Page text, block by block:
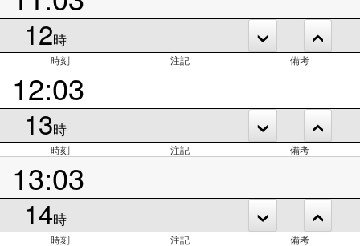
12時
時刻 注記 備考
12:03
13時
時刻 注記 備考
13:03
14時
時刻 注記 備考